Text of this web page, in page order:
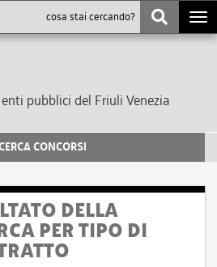
pubblici del Friuli Venezia
CONCORSI
DELLA
PER TIPO DI